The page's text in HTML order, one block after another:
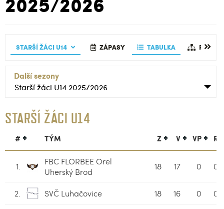
STARŠÍ ŽÁCI U14
GALERIE ČLÁNKY
TABULKA REALIZAČNÍ TÝM GALERIE ČLÁNKY
ZÁPASY STATISTIKY TABULKA
ZÁPASY TABULKA
Další sezony
Starší žáci U14 2025/2026
STARŠÍ ŽÁCI U14
# TÝM Z V VP R
1.
FBC FLORBEE Orel
Uherský Brod
18 17 0 0
2. SVČ Luhačovice 18 16 0 0